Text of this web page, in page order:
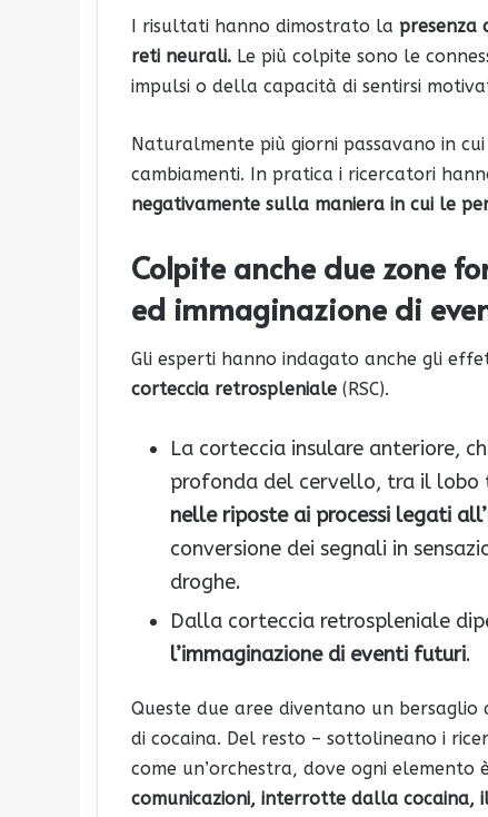
I risultati hanno dimostrato la presenza
reti neurali. Le più colpite sono le
impulsi o della capacità di sentirsi
Naturalmente più giorni passavano in
cambiamenti. In pratica i ricercatori
negativamente sulla maniera in cui le
Colpite anche due zone
ed immaginazione di
Gli esperti hanno indagato anche gli
corteccia retrospleniale (RSC).
La corteccia insulare anteriore,
profonda del cervello, tra il
nelle riposte ai processi legati
conversione dei segnali in
droghe.
Dalla corteccia retrospleniale
l’immaginazione di eventi futuri.
Queste due aree diventano un bersaglio
di cocaina. Del resto – sottolineano i
come un’orchestra, dove ogni elemento
comunicazioni, interrotte dalla cocaina,